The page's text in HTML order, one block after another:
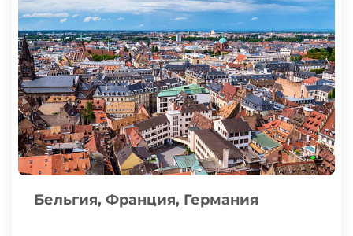
Бельгия, Франция, Германия